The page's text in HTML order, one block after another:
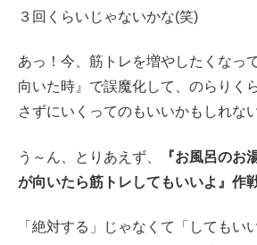
３回くらいじゃないかな(笑)
あっ！今、筋トレを増やしたくなっ
向いた時』で誤魔化して、のらりく
さずにいくってのもいいかもしれな
う～ん、とりあえず、
『お風呂のお
が向いたら筋トレしてもいいよ』作
「絶対する」じゃなくて「してもい